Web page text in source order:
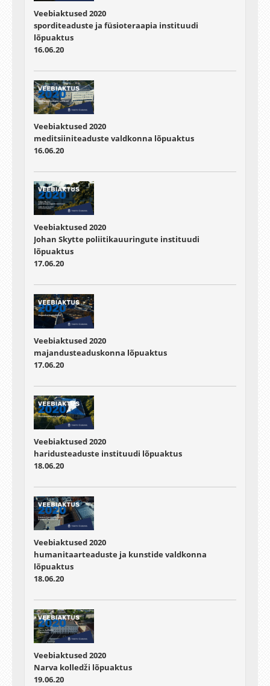
Veebiaktused 2020
sporditeaduste ja füsioteraapia instituudi
lõpuaktus
16.06.20
Veebiaktused 2020
meditsiiniteaduste valdkonna lõpuaktus
16.06.20
Veebiaktused 2020
Johan Skytte poliitikauuringute instituudi
lõpuaktus
17.06.20
Veebiaktused 2020
majandusteaduskonna lõpuaktus
17.06.20
Veebiaktused 2020
haridusteaduste instituudi lõpuaktus
18.06.20
Veebiaktused 2020
humanitaarteaduste ja kunstide valdkonna
lõpuaktus
18.06.20
Veebiaktused 2020
Narva kolledži lõpuaktus
19.06.20